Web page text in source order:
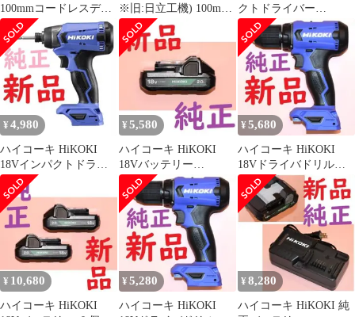
100mmコードレスディ
スクグラインダ
G18DSL2(NN) 本体のみ
【中古】【市川行徳
店】
※旧:日立工機) 100mm
コードレスディスクグ
ラインダ G18DSL2(NN)
【八潮店】
クトドライバー
FWH18DA 本体とケー
ス
¥ 4,980
ハイコーキ HiKOKI
18Vインパクトドライ
バー FWH18DA 本体の
み
¥ 5,580
ハイコーキ HiKOKI
18Vバッテリー
BSL1820M 電動工具 純
正品
¥5,680
ハイコーキ HiKOKI
18Vドライバドリル
FDS18DA 本体のみ 正
規品
¥ 10,680
ハイコーキ HiKOKI
¥5,280
ハイコーキ HiKOKI
¥ 8,280
ハイコーキ HiKOKI 純